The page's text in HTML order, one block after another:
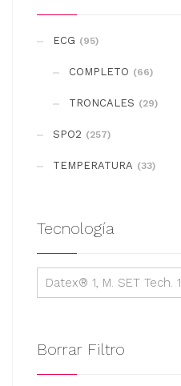
ECG (95)
COMPLETO (66)
TRONCALES (29)
SPO2 (257)
TEMPERATURA (33)
Tecnología
Datex® 1, M. SET Tech. 1
Borrar Filtro